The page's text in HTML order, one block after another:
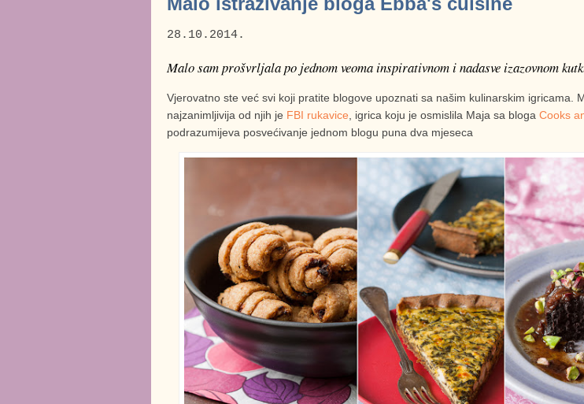
28.10.2014.
Malo sam prošvrljala po jednom veoma inspirativnom i nadasve izazovnom
Vjerovatno ste već svi koji pratite blogove upoznati sa našim kulinarskim igricama.
najzanimljivija od njih je FBI rukavice, igrica koju je osmislila Maja sa bloga Cooks
podrazumijeva posvećivanje jednom blogu puna dva mjeseca